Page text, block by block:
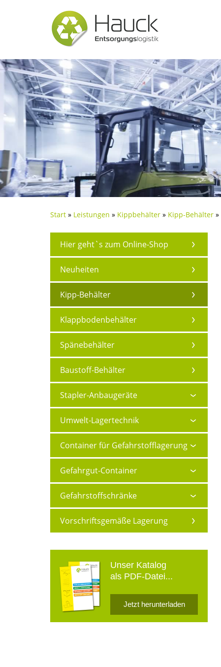
Start » Leistungen » Kippbehälter » Kipp-Behälter »
Hier geht`s zum Online-Shop
Neuheiten
Kipp-Behälter
Klappbodenbehälter
Spänebehälter
Baustoff-Behälter
Stapler-Anbaugeräte
Umwelt-Lagertechnik
Container für Gefahrstofflagerung
Gefahrgut-Container
Gefahrstoffschränke
Vorschriftsgemäße Lagerung
Unser Katalog
als PDF-Datei...
Jetzt herunterladen